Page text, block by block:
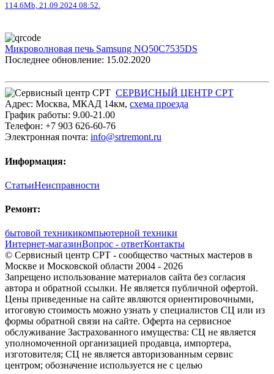
114.6Mb, 21.09.2024 08:52.
Микроволновая печь Samsung NQ50C7535DS
Последнее обновление: 15.02.2020
СЕРВИСНЫЙ ЦЕНТР СРТ
Адрес: Москва, МКАД 14км, cхема проезда
График работы: 9.00-21.00
Телефон: +7 903 626-60-76
Электронная почта: info@srtremont.ru
Информация:
СтатьиНеисправности
Ремонт:
бытовой техникикомпьютерной техники
Интернет-магазинВопрос - ответКонтакты
© Сервисный центр СРТ - сообщество частных мастеров в
Москве и Московской области 2004 - 2026
Запрещено использование материалов сайта без согласия
автора и обратной ссылки. Не является публичной офертой.
Цены приведенные на сайте являются ориентировочными,
итоговую стоимость можно узнать у специалистов СЦ или из
формы обратной связи на сайте. Оферта на сервисное
обслуживание Застрахованного имущества: СЦ не является
уполномоченной организацией продавца, импортера,
изготовителя; СЦ не является авторизованным сервис
центром; обозначение используется не с целью